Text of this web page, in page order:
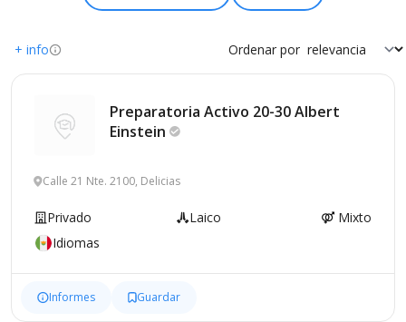
+ info Ordenar por
Preparatoria Activo 20-30 Albert
Einstein
Calle 21 Nte. 2100, Delicias
Privado Laico
Mixto
Idiomas
Informes Guardar